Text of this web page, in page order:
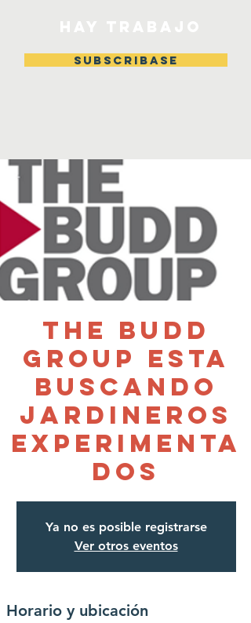
Subscribase
The Budd
Group esta
buscando
jardineros
experimenta
dos
Ya no es posible registrarse
Ver otros eventos
Horario y ubicación